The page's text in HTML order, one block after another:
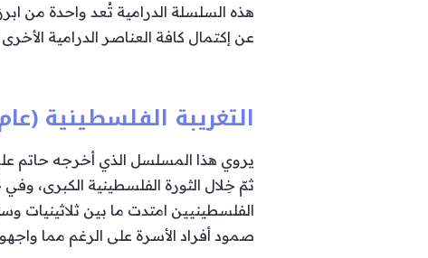
هذه السلسلة الدرامية تُعد واحدة من
عن إكتمال كافة العناصر الدرامية
التغريبة الفلسطينية (عام
يروي هذا المسلسل الذي أخرجه حاتم
ثمّ خِلال الثورة الفلسطينية الكبرى،
صمود أفراد الأسرة على الرغم مما